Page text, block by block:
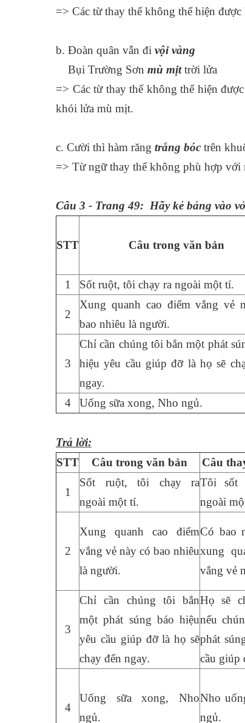
=> Các từ thay thế không thể hiện
b. Đoàn quân vẫn đi vội vàng
Bụi Trường Sơn mù mịttrời lửa
=> Các từ thay thế không thế hiện
khói lửa mù mịt.
c. Cười thì hàm răng trắng bóc trên
=> Từ ngữ thay thế không phù hợp với
Câu 3 - Trang 49: Hãy kẻ bảng vào
STT Câu trong văn bản
1
Sốt ruột, tôi chạy ra ngoài một tí.
2
Xung quanh cao điểm vắng vẻ
bao nhiêu là người.
3
Chỉ cần chúng tôi bắn một phát
hiệu yêu cầu giúp đỡ là họ sẽ
ngay.
4
Uống sữa xong, Nho ngủ.
Trả lời:
STT
Câu trong văn bản Câu
1
Sốt ruột, tôi chạy ra
ngoài một tí.
Tôi sốt
ngoài
2
Xung quanh cao điểm
vắng vẻ này có bao nhiêu
là người.
Có bao
xung
vắng vẻ
3
Chỉ cần chúng tôi bắn
một phát súng báo hiệu
yêu cầu giúp đỡ là họ sẽ
chạy đến ngay.
Họ sẽ
nếu
phát
cầu giúp
4
Uống sữa xong, Nho
ngủ.
Nho
ngủ.